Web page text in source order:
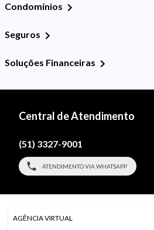
Condomínios
Seguros
Soluções Financeiras
Central de Atendimento
(51) 3327-9001
ATENDIMENTO VIA WHATSAPP
AGÊNCIA VIRTUAL